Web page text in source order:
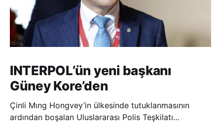
INTERPOL’ün yeni başkanı
Güney Kore’den
Çinli Mıng Hongvey’in ülkesinde tutuklanmasının
ardından boşalan Uluslararası Polis Teşkilatı